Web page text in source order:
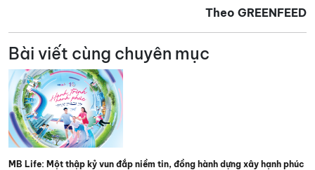
Theo GREENFEED
Bài viết cùng chuyên mục
MB Life: Một thập kỷ vun đắp niềm tin, đồng hành dựng xây hạnh phúc